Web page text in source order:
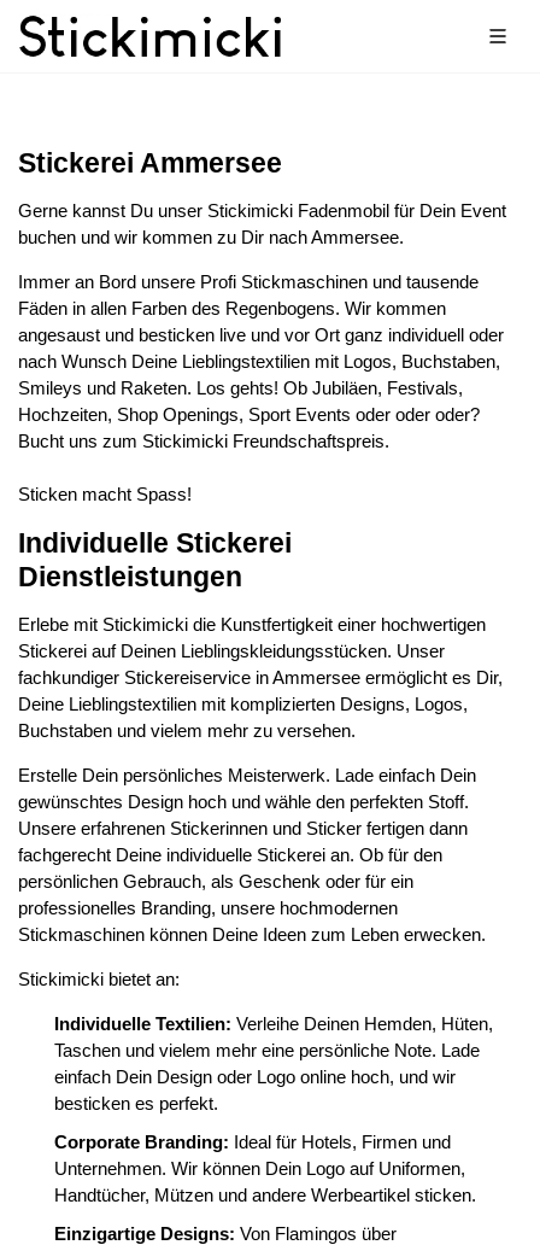
Stickerei Ammersee
Gerne kannst Du unser Stickimicki Fadenmobil für Dein Event
buchen und wir kommen zu Dir nach Ammersee.
Immer an Bord unsere Profi Stickmaschinen und tausende
Fäden in allen Farben des Regenbogens. Wir kommen
angesaust und besticken live und vor Ort ganz individuell oder
nach Wunsch Deine Lieblingstextilien mit Logos, Buchstaben,
Smileys und Raketen. Los gehts! Ob Jubiläen, Festivals,
Hochzeiten, Shop Openings, Sport Events oder oder oder?
Bucht uns zum Stickimicki Freundschaftspreis.
Sticken macht Spass!
Individuelle Stickerei
Dienstleistungen
Erlebe mit Stickimicki die Kunstfertigkeit einer hochwertigen
Stickerei auf Deinen Lieblingskleidungsstücken. Unser
fachkundiger Stickereiservice in Ammersee ermöglicht es Dir,
Deine Lieblingstextilien mit komplizierten Designs, Logos,
Buchstaben und vielem mehr zu versehen.
Erstelle Dein persönliches Meisterwerk. Lade einfach Dein
gewünschtes Design hoch und wähle den perfekten Stoff.
Unsere erfahrenen Stickerinnen und Sticker fertigen dann
fachgerecht Deine individuelle Stickerei an. Ob für den
persönlichen Gebrauch, als Geschenk oder für ein
professionelles Branding, unsere hochmodernen
Stickmaschinen können Deine Ideen zum Leben erwecken.
Stickimicki bietet an:
Individuelle Textilien: Verleihe Deinen Hemden, Hüten,
Taschen und vielem mehr eine persönliche Note. Lade
einfach Dein Design oder Logo online hoch, und wir
besticken es perfekt.
Corporate Branding: Ideal für Hotels, Firmen und
Unternehmen. Wir können Dein Logo auf Uniformen,
Handtücher, Mützen und andere Werbeartikel sticken.
Einzigartige Designs: Von Flamingos über